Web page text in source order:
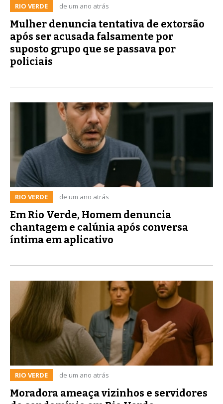
RIO VERDE de um ano atrás
Mulher denuncia tentativa de extorsão
após ser acusada falsamente por
suposto grupo que se passava por
policiais
RIO VERDE de um ano atrás
Em Rio Verde, Homem denuncia
chantagem e calúnia após conversa
íntima em aplicativo
RIO VERDE de um ano atrás
Moradora ameaça vizinhos e servidores